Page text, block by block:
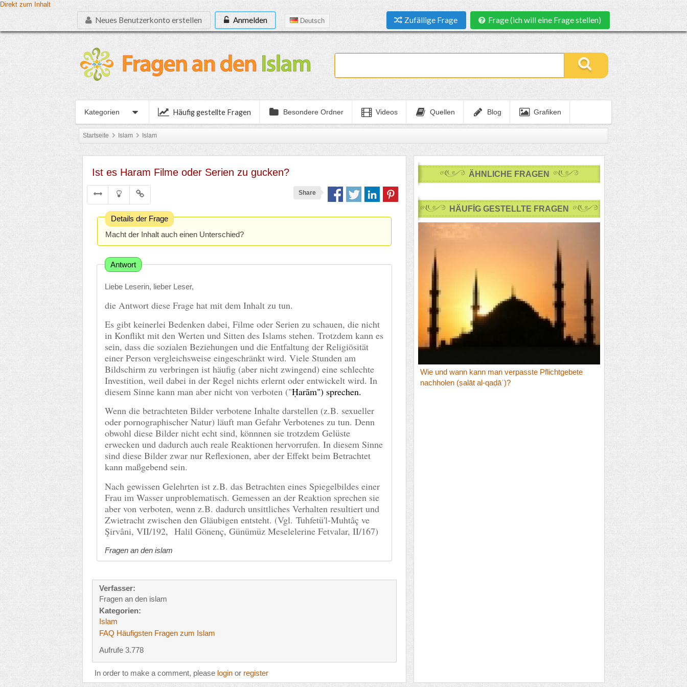
Direkt zum Inhalt
Neues Benutzerkonto erstellen Anmelden Deutsch Zufällige Frage Frage (ich will eine Frage stellen)
Kategorien Häufig gestellte Fragen Besondere Ordner Videos Quellen Blog Grafiken
Startseite Islam Islam
Ist es Haram Filme oder Serien zu gucken?
Share
Details der Frage
Macht der Inhalt auch einen Unterschied?
Antwort
Liebe Leserin, lieber Leser,
die Antwort diese Frage hat mit dem Inhalt zu tun.
Es gibt keinerlei Bedenken dabei, Filme oder Serien zu schauen, die nicht
in Konflikt mit den Werten und Sitten des Islams stehen. Trotzdem kann es
sein, dass die sozialen Beziehungen und die Entfaltung der Religiösität
einer Person vergleichsweise eingeschränkt wird. Viele Stunden am
Bildschirm zu verbringen ist häufig (aber nicht zwingend) eine schlechte
Investition, weil dabei in der Regel nichts erlernt oder entwickelt wird. In
diesem Sinne kann man aber nicht von verboten ("Ḥarām") sprechen.
Wenn die betrachteten Bilder verbotene Inhalte darstellen (z.B. sexueller
oder pornographischer Natur) läuft man Gefahr Verbotenes zu tun. Denn
obwohl diese Bilder nicht echt sind, könnnen sie trotzdem Gelüste
erwecken und dadurch auch reale Reaktionen hervorrufen. In diesem Sinne
sind diese Bilder zwar nur Reflexionen, aber der Effekt beim Betrachtet
kann maßgebend sein.
Nach gewissen Gelehrten ist z.B. das Betrachten eines Spiegelbildes einer
Frau im Wasser unproblematisch. Gemessen an der Reaktion sprechen sie
aber von verboten, wenn z.B. dadurch unsittliches Verhalten resultiert und
Zwietracht zwischen den Gläubigen entsteht. (Vgl. Tuhfetü'l-Muhtâç ve
Şirvâni, VII/192, Halil Gönenç, Günümüz Meselelerine Fetvalar, II/167)
Fragen an den islam
Verfasser:
Fragen an den islam
Kategorien:
Islam
FAQ Häufigsten Fragen zum Islam
Aufrufe 3.778
In order to make a comment, please login or register
ÄHNLICHE FRAGEN
HÄUFİG GESTELLTE FRAGEN
Wie und wann kann man verpasste Pflichtgebete
nachholen (ṣalāt al-qaḍāʾ)?